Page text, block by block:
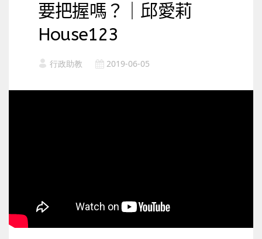
要把握嗎？｜邱愛莉
House123
行政助教 2019-06-05